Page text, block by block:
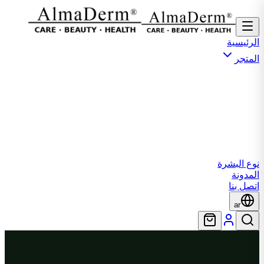
الرئيسية
المتجر
نوع البشرة
المدونة
اتصل بنا
ar